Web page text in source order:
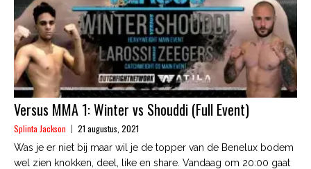
Versus MMA 1: Winter vs Shouddi (Full Event)
Splinta Jackson 21 augustus, 2021
Was je er niet bij maar wil je de topper van de Benelux bodem
wel zien knokken, deel, like en share. Vandaag om 20:00 gaat